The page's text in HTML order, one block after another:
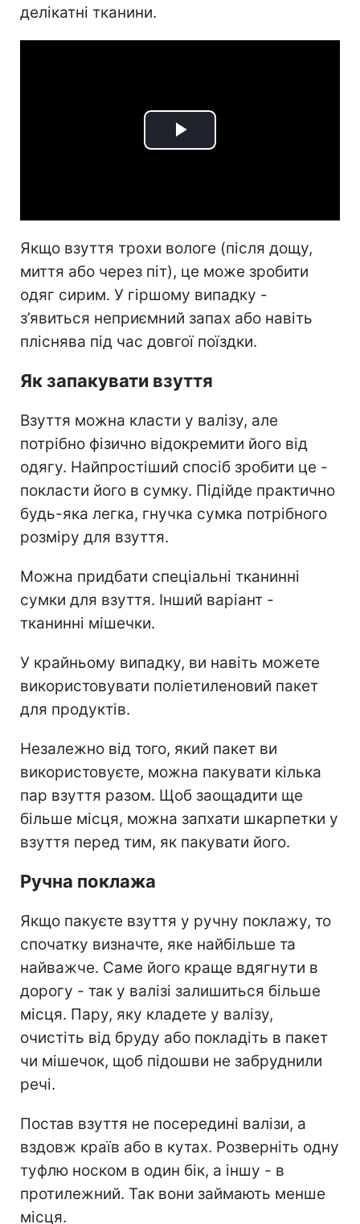
делікатні тканини.
Play
Якщо взуття трохи вологе (після дощу,
миття або через піт), це може зробити
одяг сирим. У гіршому випадку -
з’явиться неприємний запах або навіть
пліснява під час довгої поїздки.
Як запакувати взуття
Взуття можна класти у валізу, але
потрібно фізично відокремити його від
одягу. Найпростіший спосіб зробити це -
покласти його в сумку. Підійде практично
будь-яка легка, гнучка сумка потрібного
розміру для взуття.
Можна придбати спеціальні тканинні
сумки для взуття. Інший варіант -
тканинні мішечки.
У крайньому випадку, ви навіть можете
використовувати поліетиленовий пакет
для продуктів.
Незалежно від того, який пакет ви
використовуєте, можна пакувати кілька
пар взуття разом. Щоб заощадити ще
більше місця, можна запхати шкарпетки у
взуття перед тим, як пакувати його.
Ручна поклажа
Якщо пакуєте взуття у ручну поклажу, то
спочатку визначте, яке найбільше та
найважче. Саме його краще вдягнути в
дорогу - так у валізі залишиться більше
місця. Пару, яку кладете у валізу,
очистіть від бруду або покладіть в пакет
чи мішечок, щоб підошви не забруднили
речі.
Постав взуття не посередині валізи, а
вздовж країв або в кутах. Розверніть одну
туфлю носком в один бік, а іншу - в
протилежний. Так вони займають менше
місця.